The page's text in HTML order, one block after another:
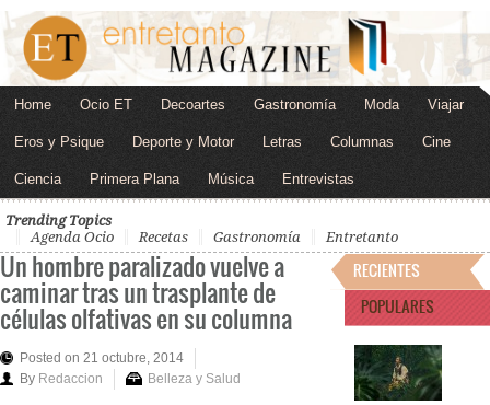
Home Ocio ET Decoartes Gastronomía Moda Viajar
Eros y Psique Deporte y Motor Letras Columnas Cine
Ciencia Primera Plana Música Entrevistas
Trending Topics
Agenda Ocio
Recetas Gastronomía Entretanto
Un hombre paralizado vuelve a
caminar tras un trasplante de
células olfativas en su columna
Posted on 21 octubre, 2014
By Redaccion Belleza y Salud
RECIENTES
POPULARES